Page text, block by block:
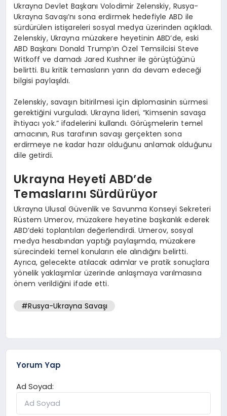
Ukrayna Devlet Başkanı Volodimir Zelenskiy, Rusya-
Ukrayna Savaşı’nı sona erdirmek hedefiyle ABD ile
sürdürülen istişareleri sosyal medya üzerinden açıkladı.
Zelenskiy, Ukrayna müzakere heyetinin ABD’de, eski
ABD Başkanı Donald Trump’ın Özel Temsilcisi Steve
Witkoff ve damadı Jared Kushner ile görüştüğünü
belirtti. Bu kritik temasların yarın da devam edeceği
bilgisi paylaşıldı.
Zelenskiy, savaşın bitirilmesi için diplomasinin sürmesi
gerektiğini vurguladı. Ukrayna lideri, “Kimsenin savaşa
ihtiyacı yok.” ifadelerini kullandı. Görüşmelerin temel
amacının, Rus tarafının savaşı gerçekten sona
erdirmeye ne kadar hazır olduğunu anlamak olduğunu
dile getirdi.
Ukrayna Heyeti ABD’de
Temaslarını Sürdürüyor
Ukrayna Ulusal Güvenlik ve Savunma Konseyi Sekreteri
Rüstem Umerov, müzakere heyetine başkanlık ederek
ABD’deki toplantıları değerlendirdi. Umerov, sosyal
medya hesabından yaptığı paylaşımda, müzakere
sürecindeki temel konuların ele alındığını belirtti.
Ayrıca, gelecekte atılacak adımlar ve pratik sonuçlara
yönelik yaklaşımlar üzerinde anlaşmaya varılmasına
önem verildiğini ifade etti.
#Rusya-Ukrayna Savaşı
Yorum Yap
Ad Soyad: